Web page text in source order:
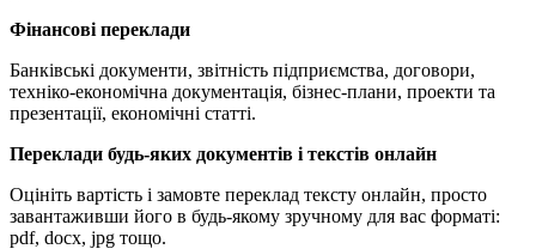
Фінансові переклади
Банківські документи, звітність підприємства, договори,
техніко-економічна документація, бізнес-плани, проекти та
презентації, економічні статті.
Переклади будь-яких документів і текстів онлайн
Оцініть вартість і замовте переклад тексту онлайн, просто
завантаживши його в будь-якому зручному для вас форматі:
pdf, docx, jpg тощо.